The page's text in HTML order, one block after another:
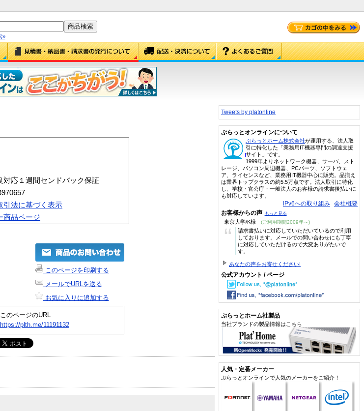
»
対応１週間センドバック保証
引法に基づく表示
商品ページ
このページを印刷する
メールでURLを送る
お気に入りに追加する
このページのURL
https://plth.me/11191132
Tweets by platonline
ぷらっとオンラインについて
ぷらっとホーム株式会社が運用する、法人取
引に特化した「業務用IT機器専門の調達支援
サイト」です。
1999年よりネットワーク機器、サーバ、スト
レージ、パソコン周辺機器、PCパーツ、ソフトウェ
ア、ライセンスなど、業務用IT機器中心に販売。品揃え
は業界トップクラスの約5.5万点です。法人取引に特化
し、学校・官公庁・一般法人のお客様の請求書後払いに
も対応しています。
IPv6への取り組み 会社概要
お客様からの声 もっと見る
東京大学/K様 (ご利用期間2009年～)
“
請求書払いに対応していただいているので利用
しております。メールでの問い合わせにも丁寧
に対応していただけるので大変ありがたいで
す。
あなたの声をお寄せください!
公式アカウント / ページ
ぷらっとホーム社製品
当社ブランドの製品情報はこちら
人気・定番メーカー
ぷらっとオンラインで人気のメーカーをご紹介！